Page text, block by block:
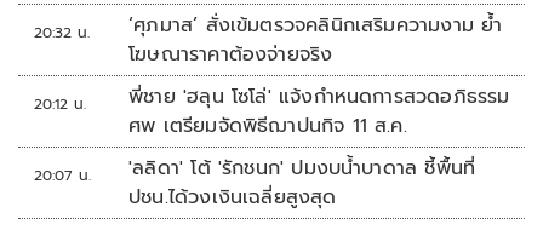
20:32 น.
‘ศุภมาส’ สั่งเข้มตรวจคลินิกเสริมความงาม ย้ำ
โฆษณาราคาต้องจ่ายจริง
20:12 น.
พี่ชาย 'ฮลุน โซโล่' แจ้งกำหนดการสวดอภิธรรม
ศพ เตรียมจัดพิธีฌาปนกิจ 11 ส.ค.
20:07 น.
'ลลิดา' โต้ 'รักชนก' ปมงบน้ำบาดาล ชี้พื้นที่
ปชน.ได้วงเงินเฉลี่ยสูงสุด